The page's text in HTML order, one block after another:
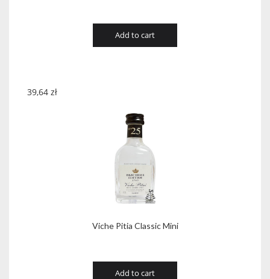
Add to cart
Viche Pitia Classic Mini
39,64 zł
Add to cart